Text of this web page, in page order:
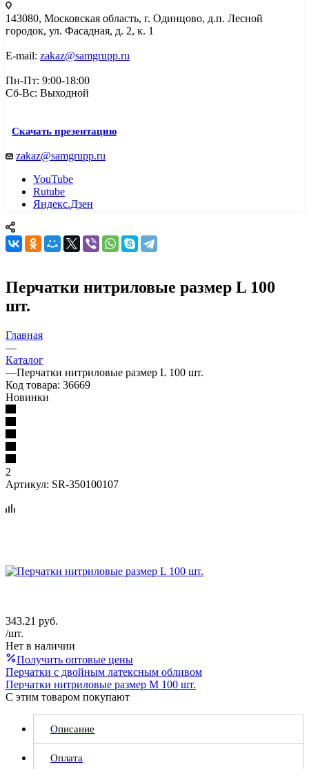
143080, Mосковская область, г. Одинцово, д.п. Лесной
городок, ул. Фасадная, д. 2, к. 1
E-mail: zakaz@samgrupp.ru
Пн-Пт: 9:00-18:00
Сб-Вс: Выходной
Скачать презентацию
zakaz@samgrupp.ru
YouTube
Rutube
Яндекс.Дзен
Перчатки нитриловые размер L 100
шт.
Главная
—
Каталог
—Перчатки нитриловые размер L 100 шт.
Код товара: 36669
Новинки
2
Артикул: SR-350100107
343.21 руб.
/шт.
Нет в наличии
Получить оптовые цены
Перчатки с двойным латексным обливом
Перчатки нитриловые размер M 100 шт.
С этим товаром покупают
Описание
Оплата